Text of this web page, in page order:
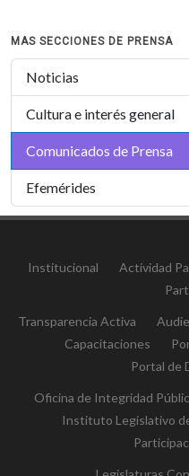
MAS SECCIONES DE PRENSA
Noticias
Cultura e interés general
Comunicados de Prensa
Efemérides
Institucional Actividad
Transparencia Activa
Capacitaciones
Portal de
Oficina de Integridad
Instituto Legislativo